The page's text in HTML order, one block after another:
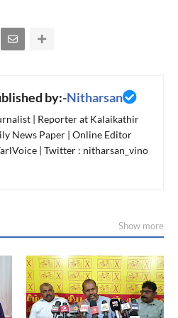
by:-Nitharsan
| Reporter at Kalaikathir
News Paper | Online Editor
| Twitter : nitharsan_vino
Show more